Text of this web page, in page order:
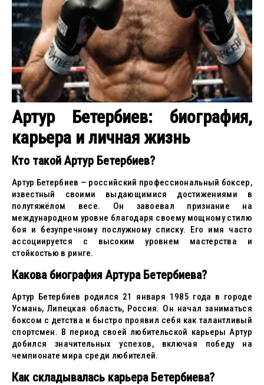
Артур Бетербиев: биография,
карьера и личная жизнь
Кто такой Артур Бетербиев?
Артур Бетербиев — российский профессиональный боксер,
известный своими выдающимися достижениями в
полутяжёлом весе. Он завоевал признание на
международном уровне благодаря своему мощному стилю
боя и безупречному послужному списку. Его имя часто
ассоциируется с высоким уровнем мастерства и
стойкостью в ринге.
Какова биография Артура Бетербиева?
Артур Бетербиев родился 21 января 1985 года в городе
Усмань, Липецкая область, Россия. Он начал заниматься
боксом с детства и быстро проявил себя как талантливый
спортсмен. В период своей любительской карьеры Артур
добился значительных успехов, включая победу на
чемпионате мира среди любителей.
Как складывалась карьера Бетербиева?